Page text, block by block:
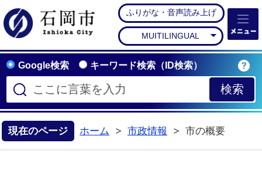
石岡市公式ホームペー
ふりがな・音声読み上げ
MUITILINGUAL
Google検索 キーワード検索（ID検索）
現在のページ ホーム
市政情報
市の概要